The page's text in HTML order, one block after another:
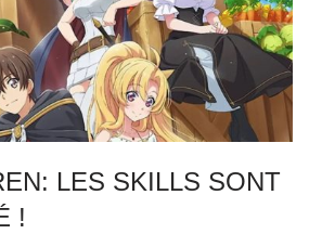
LES SKILLS SONT
!